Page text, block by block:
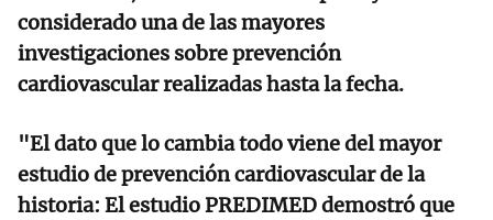
considerado una de las mayores
investigaciones sobre prevención
cardiovascular realizadas hasta la fecha.
"El dato que lo cambia todo viene del mayor
estudio de prevención cardiovascular de la
historia: El estudio PREDIMED demostró que